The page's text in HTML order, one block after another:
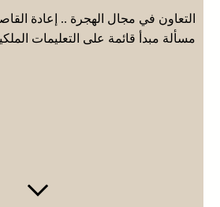
التعاون في مجال الهجرة .. إعادة
مسألة مبدأ قائمة على التعليمات